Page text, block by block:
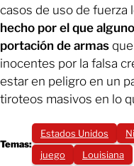
casos de uso de fuerza
hecho por el que
portación de armas
inocentes por la falsa
estar en peligro en un
tiroteos masivos en lo
Temas:
Estados Unidos
juego
Louisiana